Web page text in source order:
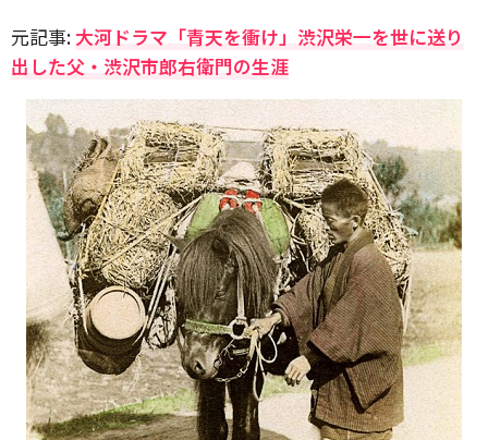
元記事:大河ドラマ「青天を衝け」渋沢栄一を世に送り
出した父・渋沢市郎右衛門の生涯